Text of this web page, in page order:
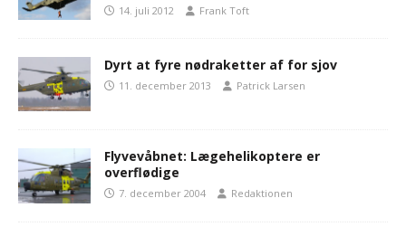
14. juli 2012 Frank Toft
Dyrt at fyre nødraketter af for sjov
11. december 2013 Patrick Larsen
Flyvevåbnet: Lægehelikoptere er
overflødige
7. december 2004 Redaktionen